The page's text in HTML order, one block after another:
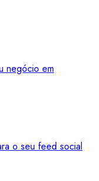
negócio em
o seu feed social